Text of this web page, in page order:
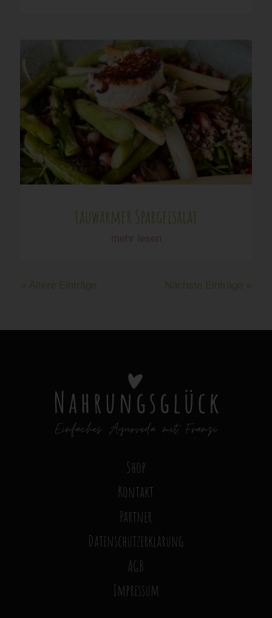
Lauwarmer Spargelsalat
mehr lesen
« Ältere Einträge Nächste Einträge »
Shop
Kontakt
Partner
Datenschutzerklärung
AGB
Impressum